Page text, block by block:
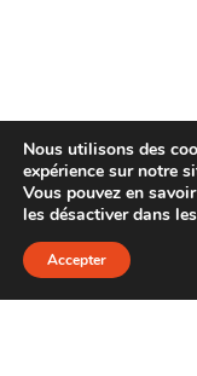
Nous utilisons des
expérience sur notre
Vous pouvez en
les désactiver dans les
Accepter